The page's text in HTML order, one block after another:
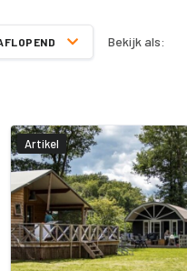
Bekijk als:
Artikel